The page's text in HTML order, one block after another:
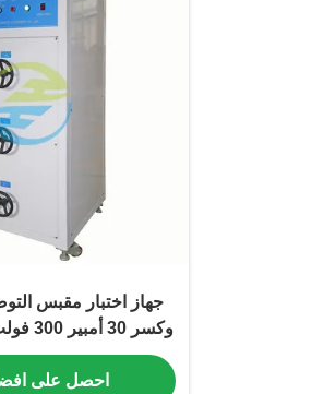
جهاز اختبار مقبس
وكسر
حمل التشغيل
احصل على